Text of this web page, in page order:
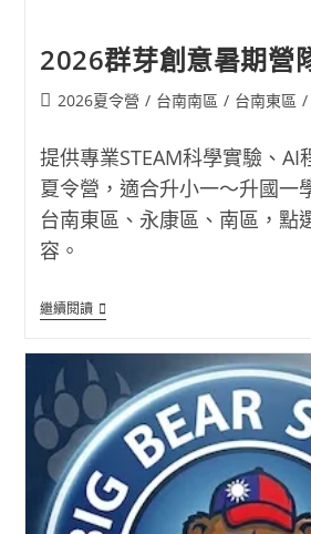
2026群芽創意暑期營
Post2026夏令營 / 台南南區 / 台南東區 /
提供專業STEAM科學實驗、AI
夏令營，適合升小一～升國一
台南東區、永康區、南區，點
容。
繼續閱讀2026
群
創
意
暑
期
營
隊
(群
芽
創
意)